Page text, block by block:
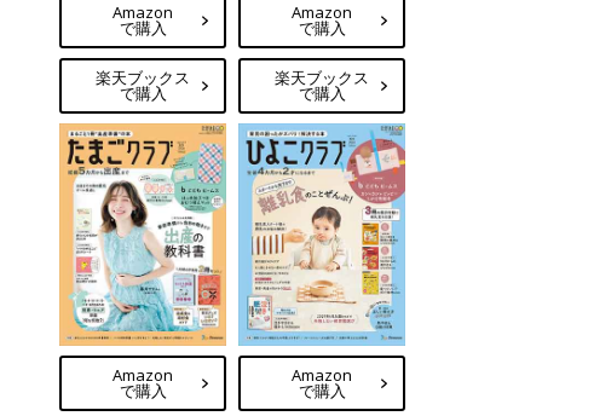
Amazon
で購入
楽天ブックス
で購入
Amazon
で購入
楽天ブックス
で購入
Amazon
で購入
Amazon
で購入